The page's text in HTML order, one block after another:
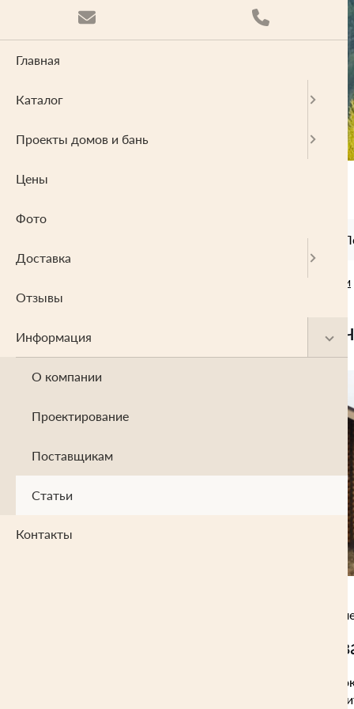
Проектирование
Статьи
Когда
что такой подход
Три
Здания из кирпича,
действительно лучше
Главная
Каталог
Проекты домов и бань
Цены
Фото
Доставка
Отзывы
Информация
О компании
Проектирование
Поставщикам
Статьи
Контакты